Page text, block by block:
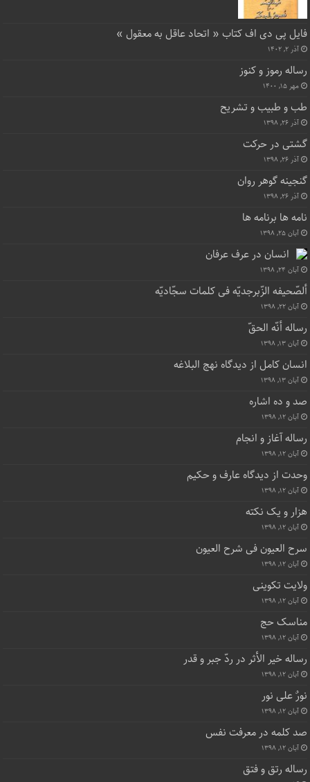
فایل پی دی اف کتاب « اتحاد عاقل به معقول »
آذر ۲, ۱۴۰۲
رساله رموز و کنوز
مهر ۱۵, ۱۴۰۰
طب و طبیب و تشریح
آذر ۲۶, ۱۳۹۸
گشتی در حرکت
آذر ۲۶, ۱۳۹۸
گنجینه گوهر روان
آذر ۲۶, ۱۳۹۸
نامه ها برنامه ها
آبان ۲۵, ۱۳۹۸
انسان در عرف عرفان
آبان ۲۴, ۱۳۹۸
ألصّحیفه الزّبرجدیّه فی کلمات سجّادیّه
آبان ۲۲, ۱۳۹۸
رساله أنّه الحقّ
آبان ۱۳, ۱۳۹۸
انسان کامل از دیدگاه نهج البلاغه
آبان ۱۳, ۱۳۹۸
صد و ده اشاره
آبان ۱۲, ۱۳۹۸
رساله آغاز و انجام
آبان ۱۲, ۱۳۹۸
وحدت از دیدگاه عارف و حکیم
آبان ۱۲, ۱۳۹۸
هزار و یک نکته
آبان ۱۲, ۱۳۹۸
سرح العیون فی شرح العیون
آبان ۱۲, ۱۳۹۸
ولایت تکوینی
آبان ۱۲, ۱۳۹۸
مناسک حج
آبان ۱۲, ۱۳۹۸
رساله خیر الأثر در ردّ جبر و قدر
آبان ۱۲, ۱۳۹۸
نورٌ علی نور
آبان ۱۲, ۱۳۹۸
صد کلمه در معرفت نفس
آبان ۱۲, ۱۳۹۸
رساله رتق و فتق